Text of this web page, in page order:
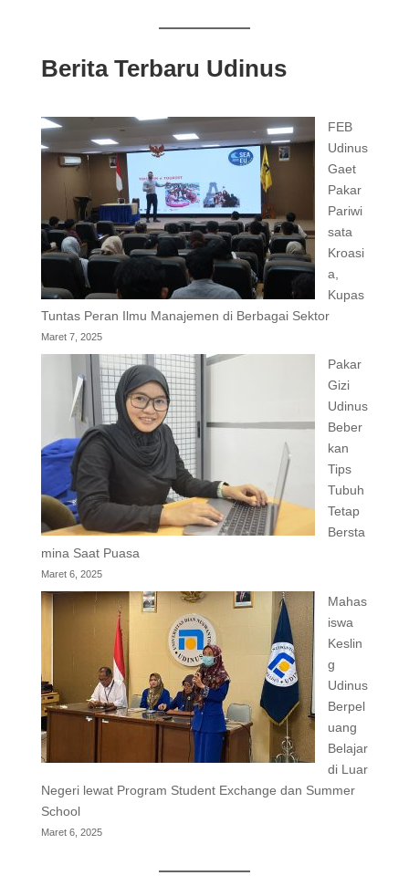
Berita Terbaru Udinus
FEB
Udinus
Gaet
Pakar
Pariwi
sata
Kroasi
a,
Kupas
Tuntas Peran Ilmu Manajemen di Berbagai Sektor
Maret 7, 2025
Pakar
Gizi
Udinus
Beber
kan
Tips
Tubuh
Tetap
Bersta
mina Saat Puasa
Maret 6, 2025
Mahas
iswa
Keslin
g
Udinus
Berpel
uang
Belajar
di Luar
Negeri lewat Program Student Exchange dan Summer
School
Maret 6, 2025